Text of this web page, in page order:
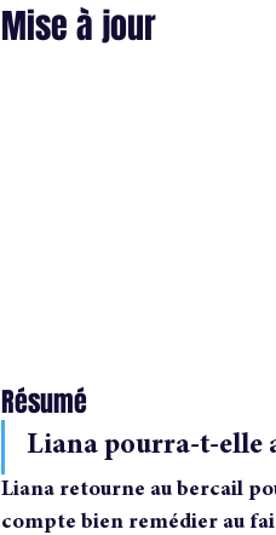
Mise à jour
Résumé
Liana pourra-t-elle
Liana retourne au bercail
compte bien remédier au